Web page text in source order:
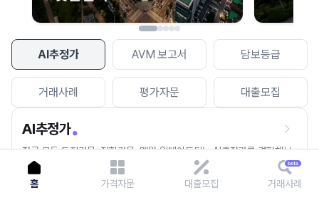
AI추정가 AVM 보고서 담보등급
거래사례 평가자문 대출모집
AI추정가
전국 모든 토지건물, 집합건물, 매월 업데이트되는 AI추정가를 경험해보
세요.
홈 가격자문 대출모집 거래사례